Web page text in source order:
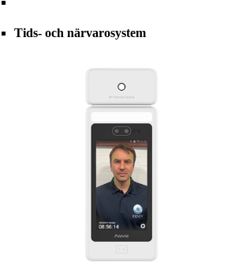
Tids- och närvarosystem